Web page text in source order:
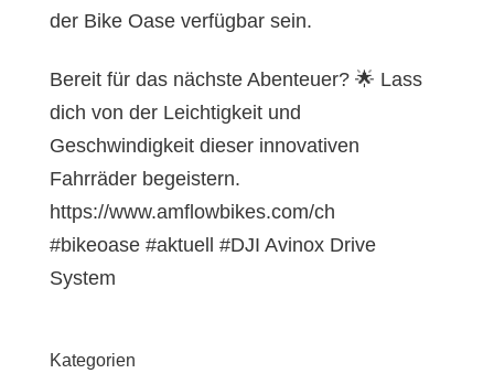
der Bike Oase verfügbar sein.
Bereit für das nächste Abenteuer? 🌟 Lass
dich von der Leichtigkeit und
Geschwindigkeit dieser innovativen
Fahrräder begeistern.
https://www.amflowbikes.com/ch
#bikeoase #aktuell #DJI Avinox Drive
System
Kategorien